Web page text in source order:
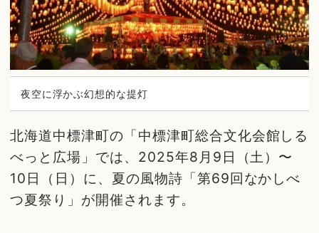
夜空に浮かぶ幻想的な提灯
北海道中標津町の「中標津町総合文化会館しる
べっと広場」では、2025年8月9日（土）〜
10日（日）に、夏の風物詩「第69回なかしべ
つ夏祭り」が開催されます。